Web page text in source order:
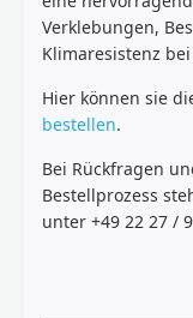
Verklebungen,
Klimaresistenz
Hier können sie
bestellen.
Bei Rückfragen
Bestellprozess
unter +49 22 27 /